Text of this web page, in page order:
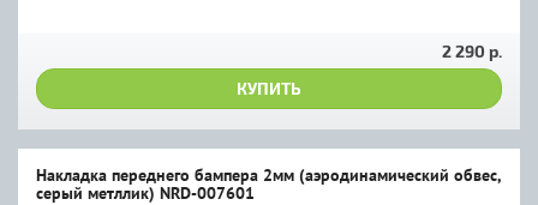
2 290 р.
КУПИТЬ
Накладка переднего бампера 2мм (аэродинамический обвес,
серый метллик) NRD-007601